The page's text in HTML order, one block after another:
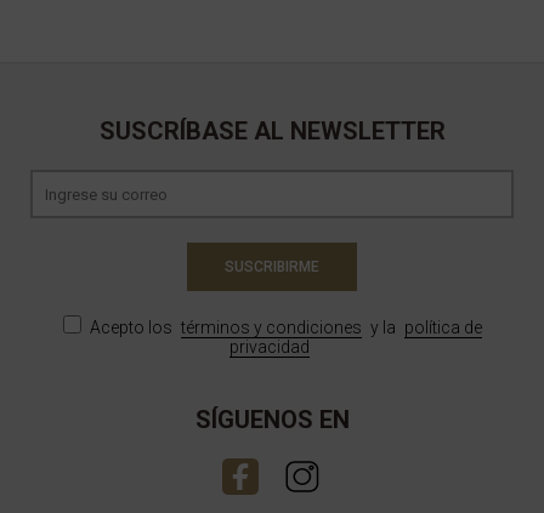
SUSCRÍBASE AL NEWSLETTER
SUSCRIBIRME
Acepto los términos y condiciones y la política de
privacidad
SÍGUENOS EN